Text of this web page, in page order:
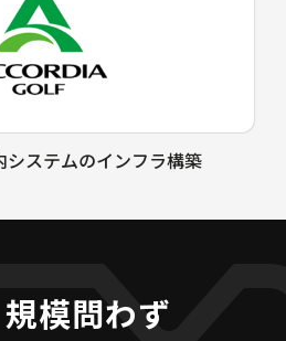
ステムのインフラ構築
模問わず